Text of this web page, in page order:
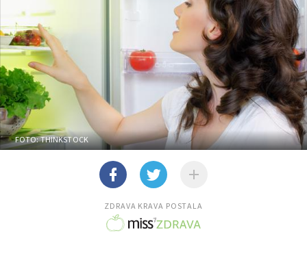
FOTO: THINKSTOCK
ZDRAVA KRAVA POSTALA